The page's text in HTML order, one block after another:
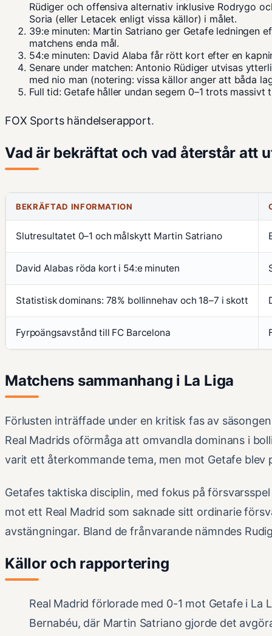
Rüdiger och offensiva alternativ inklusive Rodrygo
Soria (eller Letacek enligt vissa källor) i målet.
39:e minuten: Martin Satriano ger Getafe ledningen
matchens enda mål.
54:e minuten: David Alaba får rött kort efter en
Senare under matchen: Antonio Rüdiger utvisas
med nio man (notering: vissa källor anger att båda
Full tid: Getafe håller undan segern 0–1 trots
FOX Sports händelserapport.
Vad är bekräftat och vad återstår att
BEKRÄFTAD INFORMATION
Slutresultatet 0–1 och målskytt Martin Satriano
David Alabas röda kort i 54:e minuten
Statistisk dominans: 78% bollinnehav och 18–7 i skott
Fyrpoängsavstånd till FC Barcelona
Matchens sammanhang i La Liga
Förlusten inträffade under en kritisk fas av
Real Madrids oförmåga att omvandla dominans i
varit ett återkommande tema, men mot Getafe blev
Getafes taktiska disciplin, med fokus på
mot ett Real Madrid som saknade sitt ordinarie
avstängningar. Bland de frånvarande nämndes
Källor och rapportering
Real Madrid förlorade med 0-1 mot Getafe i La
Bernabéu, där Martin Satriano gjorde det